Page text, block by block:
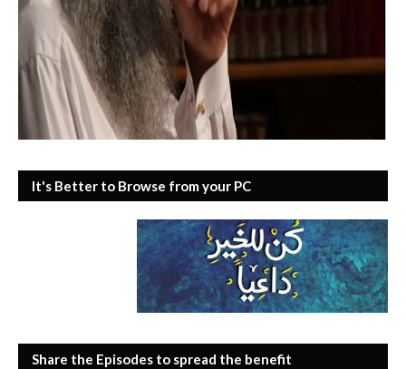
It's Better to Browse from your PC
Share the Episodes to spread the benefit